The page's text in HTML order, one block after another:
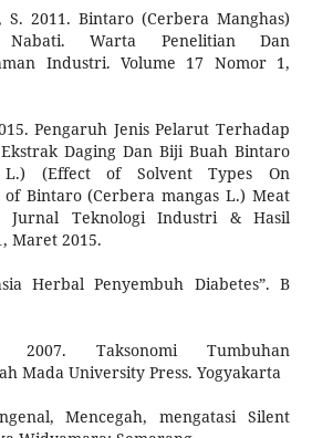
S. 2011. Bintaro (Cerbera Manghas)
Nabati. Warta Penelitian Dan
Industri. Volume 17 Nomor 1,
Pengaruh Jenis Pelarut Terhadap
Daging Dan Biji Buah Bintaro
L.) (Effect of Solvent Types On
Bintaro (Cerbera mangas L.) Meat
Jurnal Teknologi Industri & Hasil
Maret 2015.
Herbal Penyembuh Diabetes”. B
2007. Taksonomi Tumbuhan
Mada University Press. Yogyakarta
Mencegah, mengatasi Silent